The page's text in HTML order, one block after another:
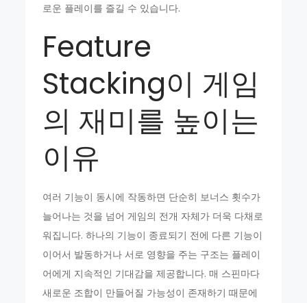
로운 플레이를 즐길 수 있습니다.
Feature
Stacking이 게임
의 재미를 높이는
이유
여러 기능이 동시에 작동하면 단순히 보너스 횟수가
늘어나는 것을 넘어 게임의 전개 자체가 더욱 다채로
워집니다. 하나의 기능이 종료되기 전에 다른 기능이
이어서 발동하거나 서로 영향을 주는 구조는 플레이
어에게 지속적인 기대감을 제공합니다. 매 스핀마다
새로운 조합이 만들어질 가능성이 존재하기 때문에